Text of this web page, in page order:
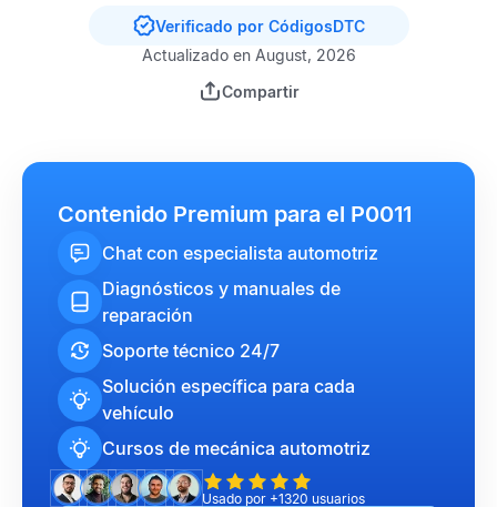
Verificado por CódigosDTC
Actualizado en August, 2026
Compartir
Contenido Premium para el P0011
Chat con especialista automotriz
Diagnósticos y manuales de
reparación
Soporte técnico 24/7
Solución específica para cada
vehículo
Cursos de mecánica automotriz
Usado por +1320 usuarios